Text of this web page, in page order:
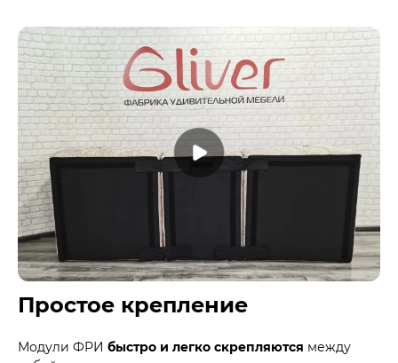
Простое крепление
Модули ФРИ быстро и легко скрепляются между